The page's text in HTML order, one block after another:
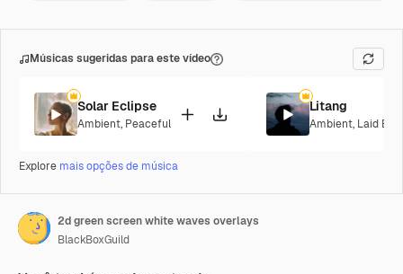
Músicas sugeridas para este vídeo
Solar Eclipse
Ambient, Peaceful
Litang
Ambient, Laid
Explore mais opções de música
2d green screen white waves overlays
BlackBoxGuild